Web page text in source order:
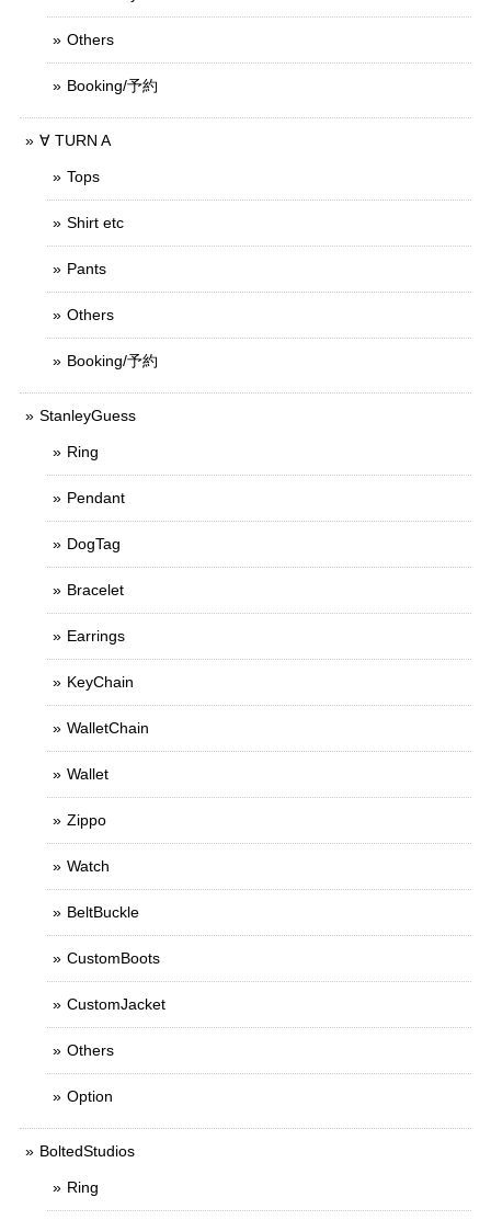
Others
Booking/予約
∀ TURN A
Tops
Shirt etc
Pants
Others
Booking/予約
StanleyGuess
Ring
Pendant
DogTag
Bracelet
Earrings
KeyChain
WalletChain
Wallet
Zippo
Watch
BeltBuckle
CustomBoots
CustomJacket
Others
Option
BoltedStudios
Ring